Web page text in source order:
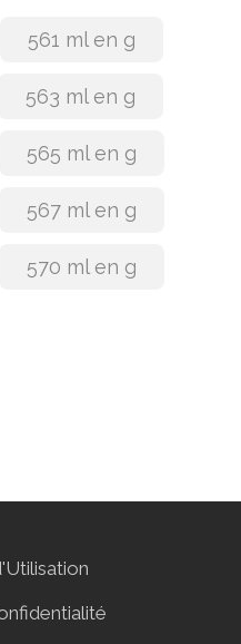
561 ml en g
563 ml en g
565 ml en g
567 ml en g
570 ml en g